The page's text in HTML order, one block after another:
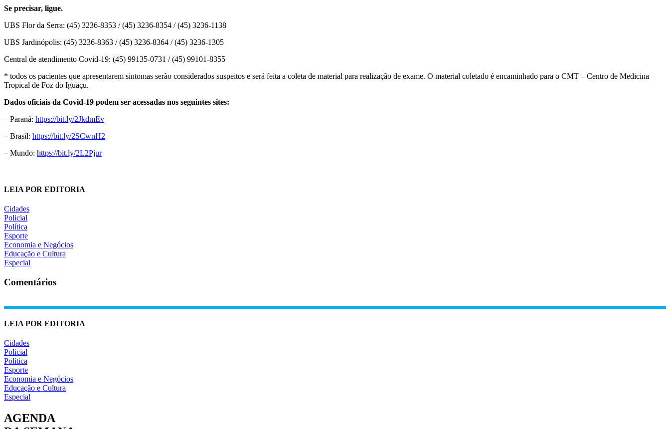
Se precisar, ligue.
UBS Flor da Serra: (45) 3236-8353 / (45) 3236-8354 / (45) 3236-1138
UBS Jardinópolis: (45) 3236-8363 / (45) 3236-8364 / (45) 3236-1305
Central de atendimento Covid-19: (45) 99135-0731 / (45) 99101-8355
* todos os pacientes que apresentarem sintomas serão considerados suspeitos e será feita a coleta de material para realização de exame. O material coletado é encaminhado para o CMT – Centro de Medicina
Tropical de Foz do Iguaçu.
Dados oficiais da Covid-19 podem ser acessadas nos seguintes sites:
– Paraná: https://bit.ly/2JkdmEv
– Brasil: https://bit.ly/2SCwnH2
– Mundo: https://bit.ly/2L2Pjur
LEIA POR EDITORIA
Cidades
Policial
Política
Esporte
Economia e Negócios
Educação e Cultura
Especial
Comentários
LEIA POR EDITORIA
Cidades
Policial
Política
Esporte
Economia e Negócios
Educação e Cultura
Especial
AGENDA